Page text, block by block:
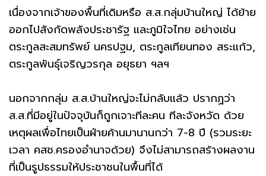
เนื่องจากเจ้าของพื้นที่เดิมหรือ ส.ส.กลุ่มบ้านใหญ่ ได้ย้าย
ออกไปสังกัดพลังประชารัฐ และภูมิใจไทย อย่างเช่น
ตระกูลสะสมทรัพย์ นครปฐม, ตระกูลเทียนทอง สระแก้ว,
ตระกูลพันธุ์เจริญวรกุล อยุธยา ฯลฯ
นอกจากกลุ่ม ส.ส.บ้านใหญ่จะไม่กลับแล้ว ปรากฏว่า
ส.ส.ที่มีอยู่ในปัจจุบันก็ถูกเจาะทีละคน ทีละจังหวัด ด้วย
เหตุผลเพื่อไทยเป็นฝ่ายค้านมานานกว่า 7-8 ปี (รวมระยะ
เวลา คสช.ครองอำนาจด้วย) จึงไม่สามารถสร้างผลงาน
ที่เป็นรูปธรรมให้ประชาชนในพื้นที่ได้